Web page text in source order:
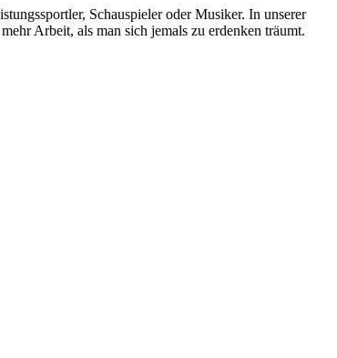
Schauspieler oder Musiker. In unserer
Arbeit, als man sich jemals zu erdenken träumt.